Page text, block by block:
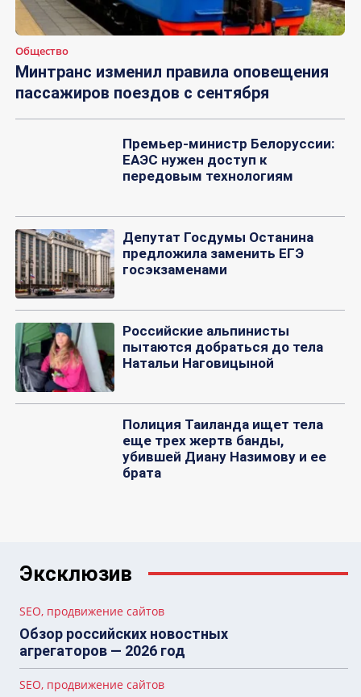
Общество
Минтранс изменил правила оповещения
пассажиров поездов с сентября
Премьер-министр Белоруссии:
ЕАЭС нужен доступ к
передовым технологиям
Депутат Госдумы Останина
предложила заменить ЕГЭ
госэкзаменами
Российские альпинисты
пытаются добраться до тела
Натальи Наговицыной
Полиция Таиланда ищет тела
еще трех жертв банды,
убившей Диану Назимову и ее
брата
Эксклюзив
SEO, продвижение сайтов
Обзор российских новостных
агрегаторов — 2026 год
SEO, продвижение сайтов